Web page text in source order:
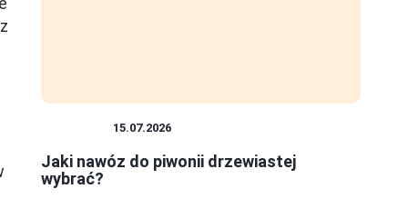
15.07.2026
Jaki nawóz do piwonii drzewiastej
wybrać?